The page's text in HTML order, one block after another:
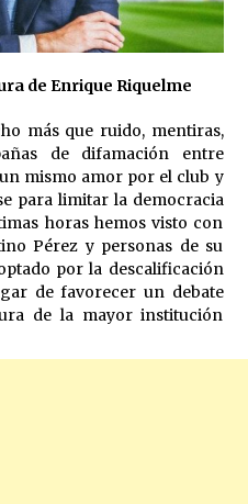
defiende la inmigración
ETA ganan las elecciones en
de Enrique Riquelme
más que ruido, mentiras,
de difamación entre
mismo amor por el club y
para limitar la democracia
horas hemos visto con
Pérez y personas de su
por la descalificación
de favorecer un debate
de la mayor institución